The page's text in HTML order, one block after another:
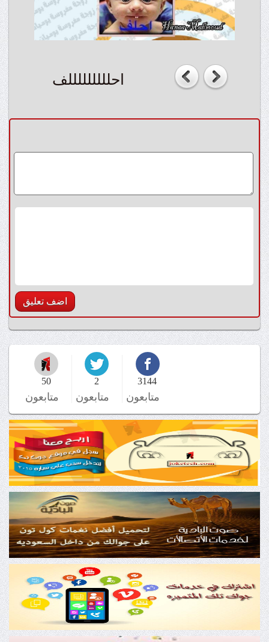
احلللللللللف
50
متابعون
2
متابعون
3144
متابعون